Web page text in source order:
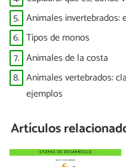
5. Animales invertebrados:
6. Tipos de monos
7. Animales de la costa
8. Animales vertebrados:
ejemplos
Artículos